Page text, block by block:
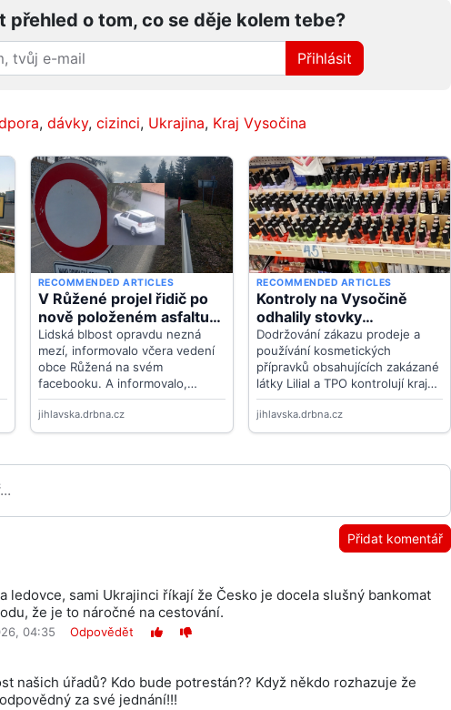
přehled o tom, co se děje kolem tebe?
Přihlásit
, dávky, cizinci, Ukrajina, Kraj Vysočina
Přidat komentář
ledovce, sami Ukrajinci říkají že Česko je docela slušný bankomat
že je to náročné na cestování.
04:35 Odpovědět
našich úřadů? Kdo bude potrestán?? Když někdo rozhazuje že
za své jednání!!!